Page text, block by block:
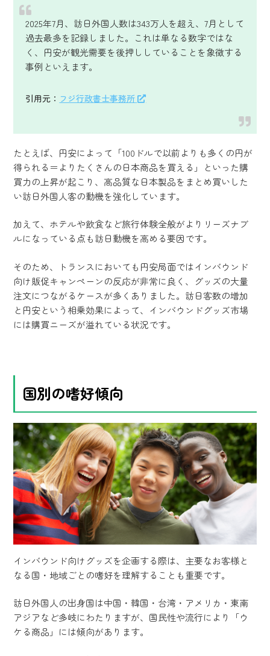
2025年7月、訪日外国人数は343万人を超え、7月として
過去最多を記録しました。これは単なる数字ではな
く、円安が観光需要を後押ししていることを象徴する
事例といえます。
引用元： フジ行政書士事務所
たとえば、円安によって「100ドルで以前よりも多くの円が
得られる＝よりたくさんの日本商品を買える」といった購
買力の上昇が起こり、高品質な日本製品をまとめ買いした
い訪日外国人客の動機を強化しています。
加えて、ホテルや飲食など旅行体験全般がよりリーズナブ
ルになっている点も訪日動機を高める要因です。
そのため、トランスにおいても円安局面ではインバウンド
向け販促キャンペーンの反応が非常に良く、グッズの大量
注文につながるケースが多くありました。訪日客数の増加
と円安という相乗効果によって、インバウンドグッズ市場
には購買ニーズが溢れている状況です。
国別の嗜好傾向
インバウンド向けグッズを企画する際は、主要なお客様と
なる国・地域ごとの嗜好を理解することも重要です。
訪日外国人の出身国は中国・韓国・台湾・アメリカ・東南
アジアなど多岐にわたりますが、国民性や流行により「ウ
ケる商品」には傾向があります。